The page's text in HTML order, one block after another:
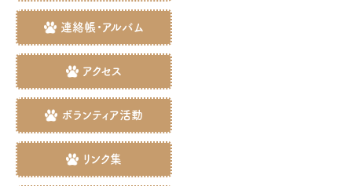
連絡帳・アルバム
アクセス
ボランティア活動
リンク集